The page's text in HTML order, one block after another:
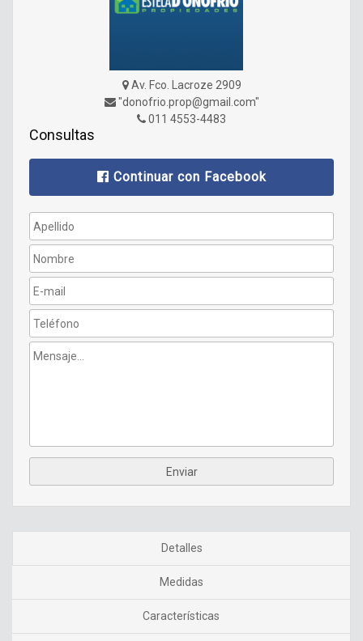
Av. Fco. Lacroze 2909
"donofrio.prop@gmail.com"
011 4553-4483
Consultas
Continuar con Facebook
Detalles
Medidas
Características